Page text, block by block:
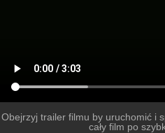
Obejrzyj trailer filmu by uruchomić i
cały film po